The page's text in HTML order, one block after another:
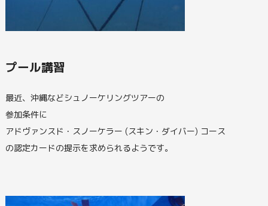
プール講習
最近、沖縄などシュノーケリングツアーの
参加条件に
アドヴァンスド・スノーケラー (スキン・ダイバー) コース
の認定カードの提示を求められるようです。